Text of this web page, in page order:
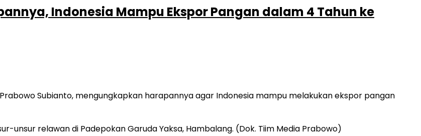
Indonesia Mampu Ekspor Pangan dalam 4 Tahun ke
Subianto, mengungkapkan harapannya agar Indonesia mampu melakukan ekspor pangan